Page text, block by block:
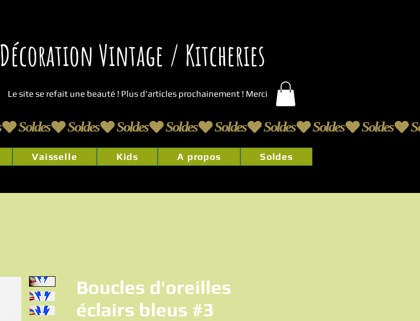
Décoration Vintage / Kitcheries
Le site se refait une beauté ! Plus d'articles prochainement ! Merci
Vaisselle Kids A propos Soldes
Boucles d'oreilles
éclairs bleus #3